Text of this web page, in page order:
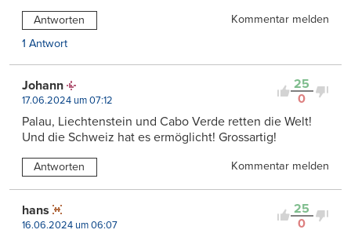
Antworten
Kommentar melden
1 Antwort
25
0
Johann
17.06.2024 um 07:12
Palau, Liechtenstein und Cabo Verde retten die Welt!
Und die Schweiz hat es ermöglicht! Grossartig!
Antworten Kommentar melden
25
0
hans
16.06.2024 um 06:07